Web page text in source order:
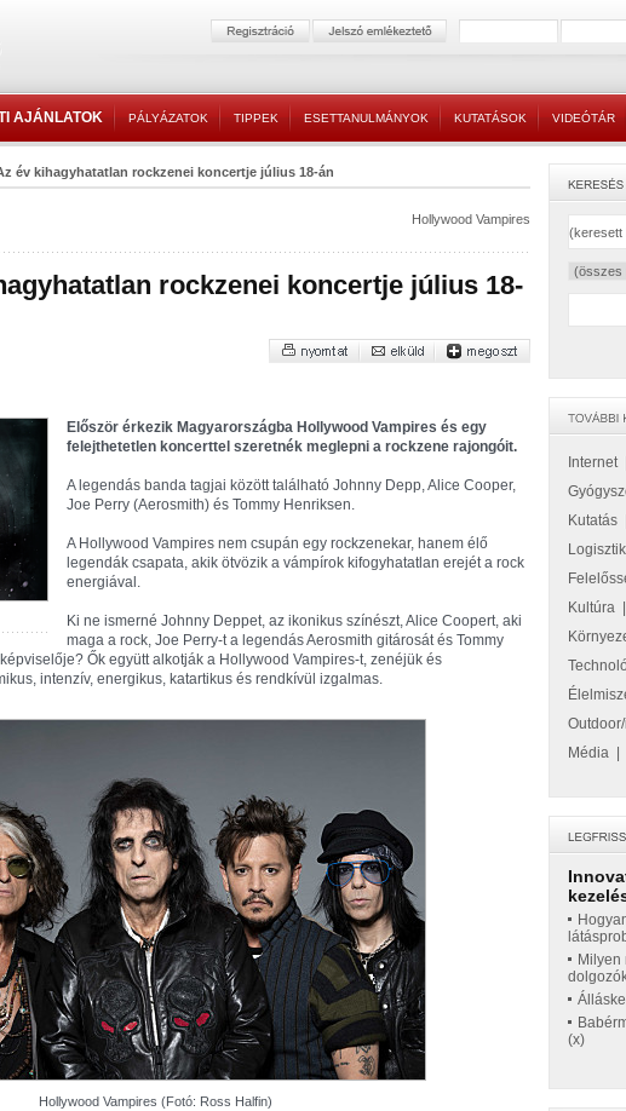
AJÁNLATOK PÁLYÁZATOK TIPPEK ESETTANULMÁNYOK KUTATÁSOK VIDEÓTÁR
év kihagyhatatlan rockzenei koncertje július 18-án
Hollywood Vampires
rockzenei koncertje július 18-
Először érkezik Magyarországba Hollywood Vampires és egy
felejthetetlen koncerttel szeretnék meglepni a rockzene rajongóit.
A legendás banda tagjai között található Johnny Depp, Alice Cooper,
Joe Perry (Aerosmith) és Tommy Henriksen.
A Hollywood Vampires nem csupán egy rockzenekar, hanem élő
legendák csapata, akik ötvözik a vámpírok kifogyhatatlan erejét a rock
energiával.
Ki ne ismerné Johnny Deppet, az ikonikus színészt, Alice Coopert, aki
maga a rock, Joe Perry-t a legendás Aerosmith gitárosát és Tommy
Ők együtt alkotják a Hollywood Vampires-t, zenéjük és
intenzív, energikus, katartikus és rendkívül izgalmas.
Hollywood Vampires (Fotó: Ross Halfin)
Internet|
Kutatás
Kultúra
Média
Milyen
(x)